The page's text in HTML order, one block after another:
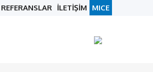
MICE
İLETİŞİM
REFERANSLAR